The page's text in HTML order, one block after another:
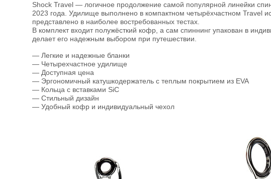
Shock Travel — логичное продолжение самой популярной линейки
2023 года. Удилище выполнено в компактном четырёхчастном Travel
представлено в наиболее востребованных тестах.
В комплект входит полужёсткий кофр, а сам спиннинг упакован в
делает его надежным выбором при путешествии.
— Легкие и надежные бланки
— Четырехчастное удилище
— Доступная цена
— Эргономичный катушкодержатель с теплым покрытием из EVA
— Кольца с вставками SiC
— Стильный дизайн
— Удобный кофр и индивидуальный чехол